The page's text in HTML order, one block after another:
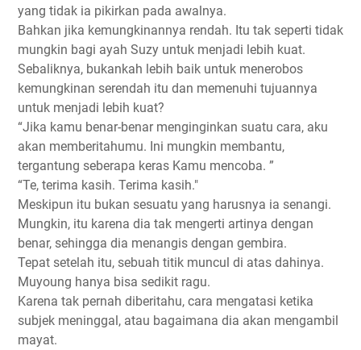
yang tidak ia pikirkan pada awalnya.
Bahkan jika kemungkinannya rendah. Itu tak seperti tidak
mungkin bagi ayah Suzy untuk menjadi lebih kuat.
Sebaliknya, bukankah lebih baik untuk menerobos
kemungkinan serendah itu dan memenuhi tujuannya
untuk menjadi lebih kuat?
“Jika kamu benar-benar menginginkan suatu cara, aku
akan memberitahumu. Ini mungkin membantu,
tergantung seberapa keras Kamu mencoba. ”
“Te, terima kasih. Terima kasih."
Meskipun itu bukan sesuatu yang harusnya ia senangi.
Mungkin, itu karena dia tak mengerti artinya dengan
benar, sehingga dia menangis dengan gembira.
Tepat setelah itu, sebuah titik muncul di atas dahinya.
Muyoung hanya bisa sedikit ragu.
Karena tak pernah diberitahu, cara mengatasi ketika
subjek meninggal, atau bagaimana dia akan mengambil
mayat.